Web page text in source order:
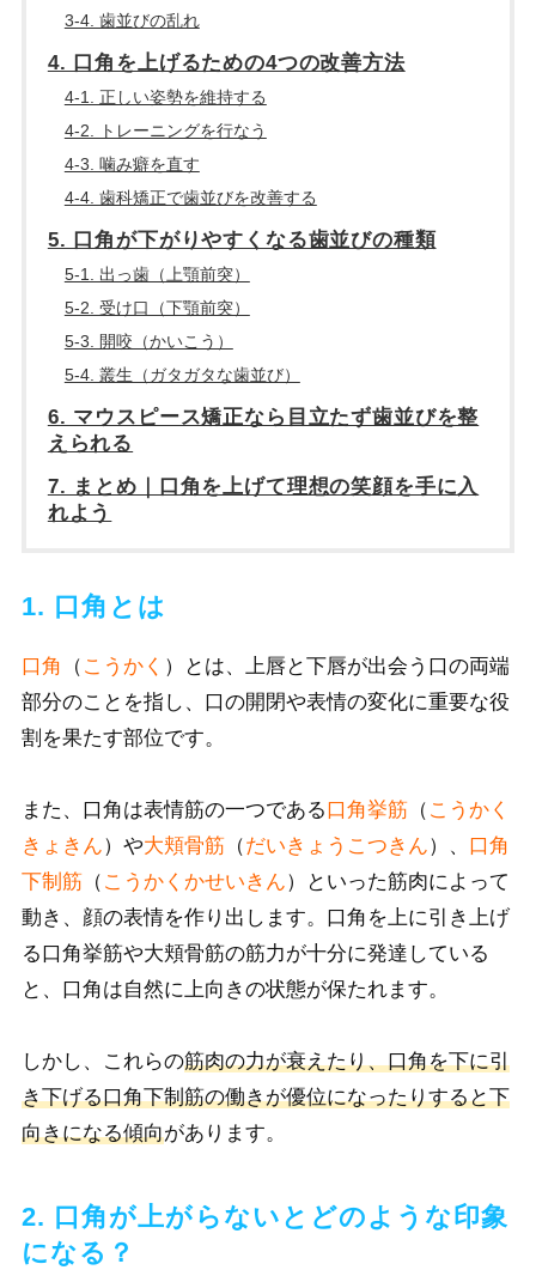
3-4. 歯並びの乱れ
4. 口角を上げるための4つの改善方法
4-1. 正しい姿勢を維持する
4-2. トレーニングを行なう
4-3. 噛み癖を直す
4-4. 歯科矯正で歯並びを改善する
5. 口角が下がりやすくなる歯並びの種類
5-1. 出っ歯（上顎前突）
5-2. 受け口（下顎前突）
5-3. 開咬（かいこう）
5-4. 叢生（ガタガタな歯並び）
6. マウスピース矯正なら目立たず歯並びを整
えられる
7. まとめ｜口角を上げて理想の笑顔を手に入
れよう
1. 口角とは
口角 （ こうかく ）と は、上唇と下唇が出会う口の両端
部分のことを指し、口の開閉や表情の変化に重要な役
割を果たす部位です。
また、口角は表情筋の一つである口角挙筋（ こうかく
きょきん）や大頬骨筋（だいきょうこつきん）、 口角
下制筋（ こうかくかせいきん）といった筋肉によって
動き、顔の表情を作り出します。口角を上に引き上げ
る口角挙筋や大頬骨筋の筋力が十分に発達している
と、口角は自然に上向きの状態が保たれます。
しかし、これらの筋肉の力が衰えたり、口角を下に引
き下げる口角下制筋の働きが優位になったりすると下
向きになる傾向があります。
2. 口角が上がらないとどのような印象
になる？